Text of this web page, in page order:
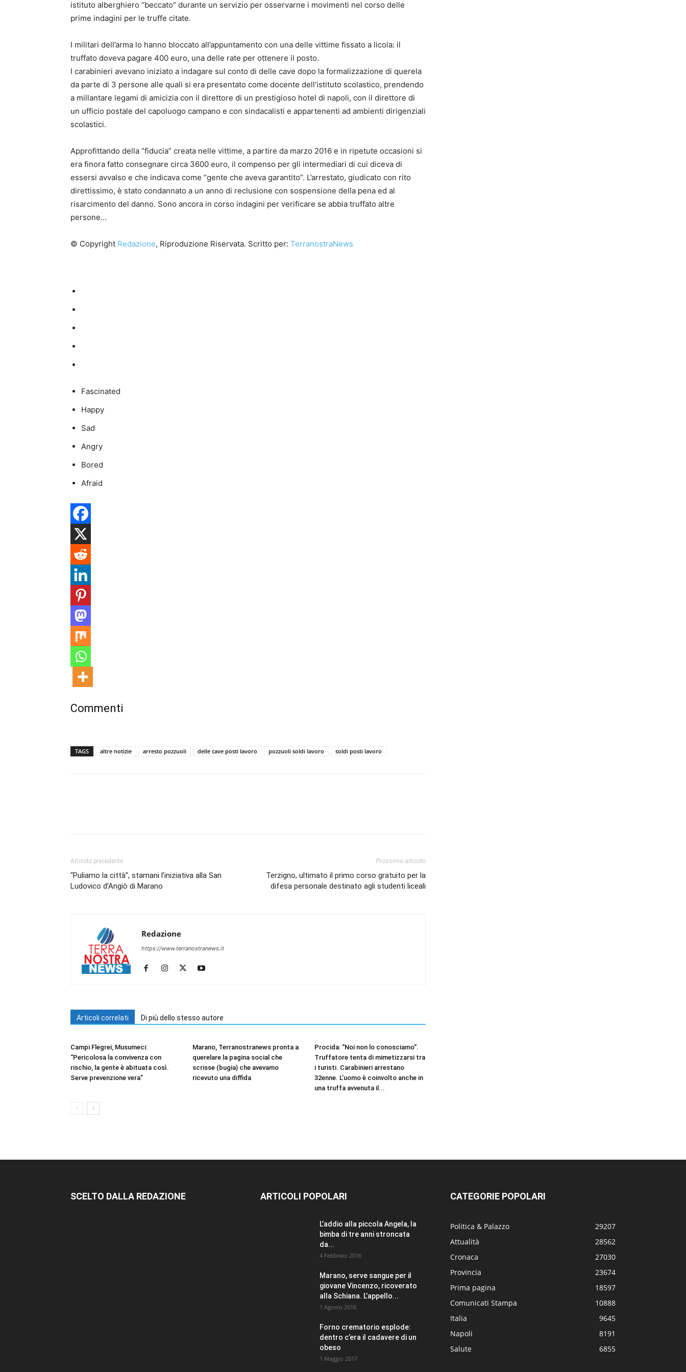
istituto alberghiero “beccato” durante un servizio per osservarne i movimenti nel corso delle
prime indagini per le truffe citate.
I militari dell’arma lo hanno bloccato all’appuntamento con una delle vittime fissato a licola: il
truffato doveva pagare 400 euro, una delle rate per ottenere il posto.
I carabinieri avevano iniziato a indagare sul conto di delle cave dopo la formalizzazione di querela
da parte di 3 persone alle quali si era presentato come docente dell’istituto scolastico, prendendo
a millantare legami di amicizia con il direttore di un prestigioso hotel di napoli, con il direttore di
un ufficio postale del capoluogo campano e con sindacalisti e appartenenti ad ambienti dirigenziali
scolastici.
Approfittando della “fiducia” creata nelle vittime, a partire da marzo 2016 e in ripetute occasioni si
era finora fatto consegnare circa 3600 euro, il compenso per gli intermediari di cui diceva di
essersi avvalso e che indicava come “gente che aveva garantito”. L’arrestato, giudicato con rito
direttissimo, è stato condannato a un anno di reclusione con sospensione della pena ed al
risarcimento del danno. Sono ancora in corso indagini per verificare se abbia truffato altre
persone…
© Copyright Redazione, Riproduzione Riservata. Scritto per: TerranostraNews
Fascinated
Happy
Sad
Angry
Bored
Afraid
Commenti
TAGS altre notizie arresto pozzuoli delle cave posti lavoro pozzuoli soldi lavoro soldi posti lavoro
Articolo precedente
“Puliamo la città”, stamani l’iniziativa alla San
Ludovico d’Angiò di Marano
Prossimo articolo
Terzigno, ultimato il primo corso gratuito per la
difesa personale destinato agli studenti liceali
Redazione
https://www.terranostranews.it
Articoli correlati Di più dello stesso autore
Campi Flegrei, Musumeci:
“Pericolosa la convivenza con
rischio, la gente è abituata così.
Serve prevenzione vera”
Marano, Terranostranews pronta a
querelare la pagina social che
scrisse (bugia) che avevamo
ricevuto una diffida
Procida: “Noi non lo conosciamo“.
Truffatore tenta di mimetizzarsi tra
i turisti. Carabinieri arrestano
32enne. L’uomo è coinvolto anche in
una truffa avvenuta il...
SCELTO DALLA REDAZIONE ARTICOLI POPOLARI
L’addio alla piccola Angela, la
bimba di tre anni stroncata
da...
4 Febbraio 2016
Marano, serve sangue per il
giovane Vincenzo, ricoverato
alla Schiana. L’appello...
1 Agosto 2016
Forno crematorio esplode:
dentro c’era il cadavere di un
obeso
1 Maggio 2017
CATEGORIE POPOLARI
Politica & Palazzo
29207
Attualità
28562
Cronaca
27030
Provincia
23674
Prima pagina
18597
Comunicati Stampa
10888
Italia
9645
Napoli
8191
Salute
6855